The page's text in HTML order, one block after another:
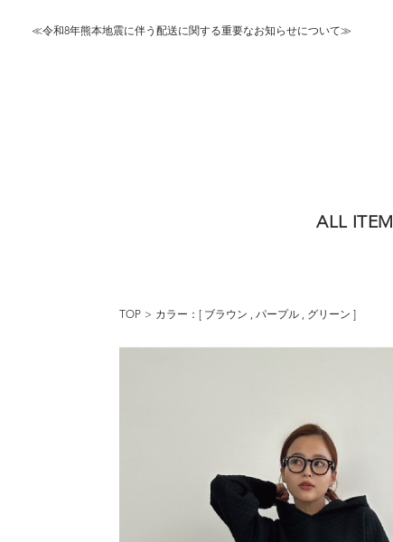
≪令和8年熊本地震に伴う配送に関する重要なお知らせについて≫
ALL ITEM
TOP カラー：[ ブラウン , パープル , グリーン